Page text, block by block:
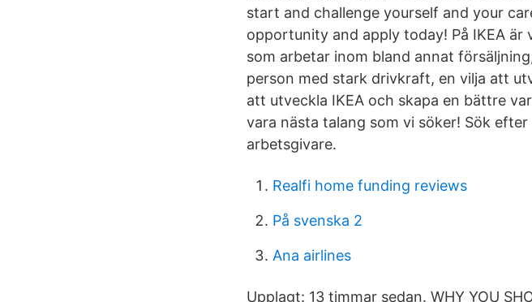
start and challenge yourself and your
opportunity and apply today! På IKEA
som arbetar inom bland annat
person med stark drivkraft, en vilja att
att utveckla IKEA och skapa en bättre
vara nästa talang som vi söker! Sök
arbetsgivare.
Realfi home funding reviews
På svenska 2
Ana airlines
Upplagt: 13 timmar sedan. WHY YOU